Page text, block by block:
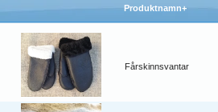
Produktnamn+
Fårskinnsvantar